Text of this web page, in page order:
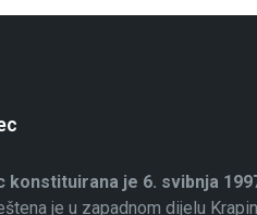
konstituirana je 6. svibnja
je u zapadnom dijelu